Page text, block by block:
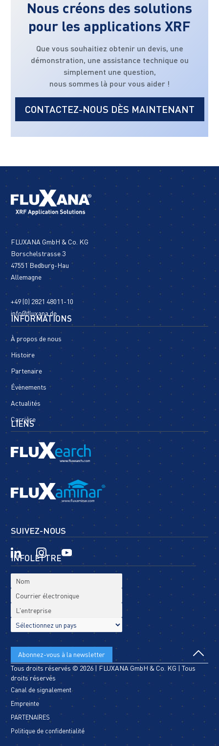
Nous créons des solutions
pour les applications XRF
Que vous souhaitiez obtenir un devis, une
démonstration, une assistance technique ou
simplement une question,
nous sommes là pour vous aider !
CONTACTEZ-NOUS DÈS MAINTENANT
FLUXANA GmbH & Co. KG
Borschelstrasse 3
47551 Bedburg-Hau
Allemagne
+49 (0) 2821 48011-10
info@fluxana.de
INFORMATIONS
À propos de nous
Histoire
Partenaire
Évènements
Actualités
Carrière
LIENS
SUIVEZ-NOUS
INFOLETTRE
Tous droits réservés © 2026 | FLUXANA GmbH & Co. KG | Tous
droits réservés
Canal de signalement
Empreinte
PARTENAIRES
Politique de confidentialité